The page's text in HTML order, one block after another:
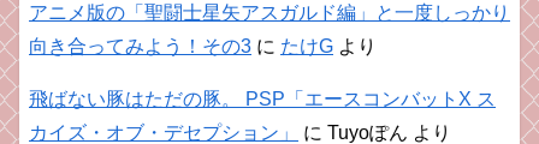
アニメ版の「聖闘士星矢アスガルド編」と一度しっかり
向き合ってみよう！その3 に たけG より
飛ばない豚はただの豚。 PSP「エースコンバットX ス
カイズ・オブ・デセプション」
に Tuyoぽん より